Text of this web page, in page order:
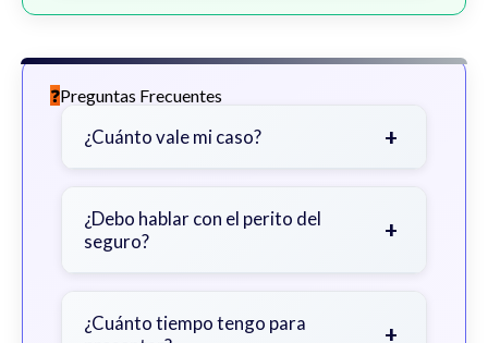
Preguntas Frecuentes
¿Cuánto vale mi caso? +
gravedad de sus lesiones, facturas
médicas, tiempo fuera del trabajo y
¿Debo hablar con el perito del
seguro?
+
primero con un abogado para evitar
¿Cuánto tiempo tengo para
+